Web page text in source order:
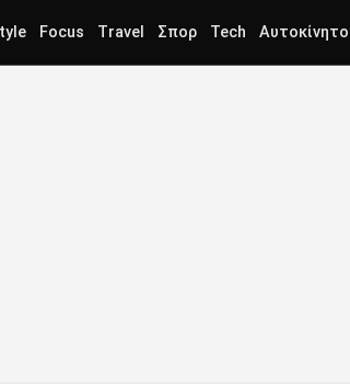
Focus Travel Σπορ Tech Αυτοκίνητο